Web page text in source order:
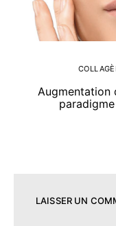
Augmentation
LAISSER UN